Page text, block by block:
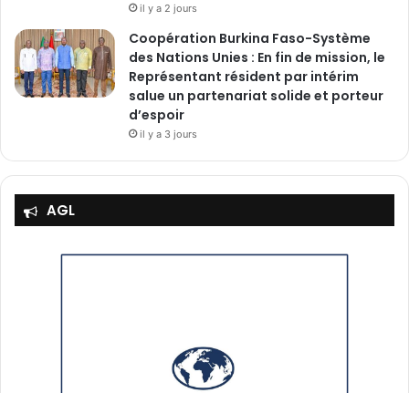
il y a 2 jours
‎Coopération Burkina Faso-Système
des Nations Unies : En fin de mission, le
Représentant résident par intérim
salue un partenariat solide et porteur
d’espoir
il y a 3 jours
AGL